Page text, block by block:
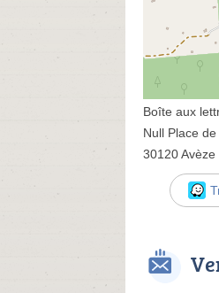
Boîte aux
Null Place
30120 Avèze